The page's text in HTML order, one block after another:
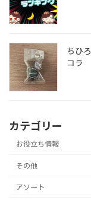
ちひ
コラ
カテゴリー
お役立ち情報
その他
アソート